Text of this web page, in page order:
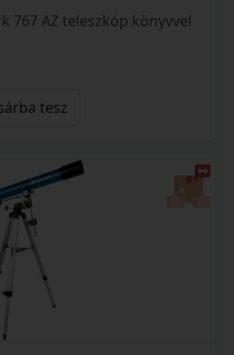
767 AZ teleszkóp könyvvel
tesz